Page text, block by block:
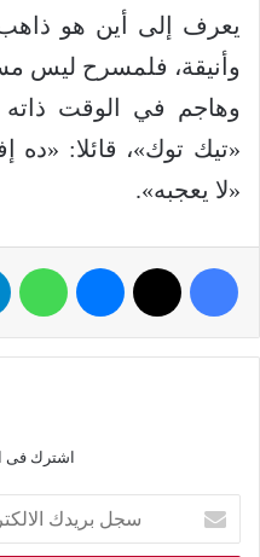
يعرف إلى أين هو
وأنيقة، فلمسرح ليس
وهاجم في الوقت ذاته
«تيك توك»، قائلا: «ده
«لا يعجبه».
اشترك فى